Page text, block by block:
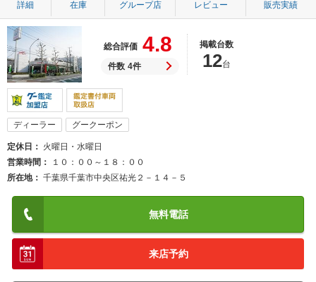
詳細 在庫 グループ店 レビュー 販売実績
総合評価 4.8
件数 4件
掲載台数
12台
ディーラー グークーポン
定休日
火曜日・水曜日
営業時間
１０：００～１８：００
所在地
千葉県千葉市中央区祐光２－１４－５
無料電話
来店予約